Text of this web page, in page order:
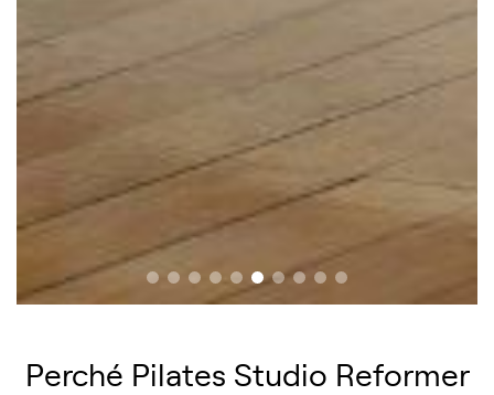
Perché Pilates Studio Reformer